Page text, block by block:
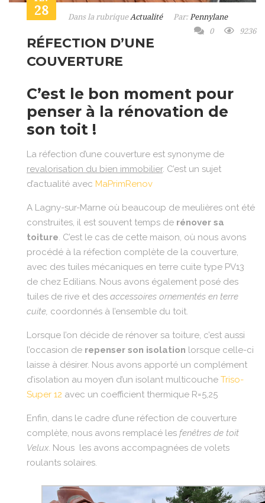
28 Dans la rubriqueActualité Par: Pennylane
0
9236
RÉFECTION D’UNE
COUVERTURE
C’est le bon moment pour
penser à la rénovation de
son toit !
La réfection d’une couverture est synonyme de
revalorisation du bien immobilier. C’est un sujet
d’actualité avec MaPrimRenov
A Lagny-sur-Marne où beaucoup de meulières ont été
construites, il est souvent temps de rénover sa
toiture. C’est le cas de cette maison, où nous avons
procédé à la réfection complète de la couverture,
avec des tuiles mécaniques en terre cuite type PV13
de chez Edilians. Nous avons également posé des
tuiles de rive et des accessoires ornementés en terre
cuite, coordonnés à l’ensemble du toit.
Lorsque l’on décide de rénover sa toiture, c’est aussi
l’occasion de repenser son isolation lorsque celle-ci
laisse à désirer. Nous avons apporté un complément
d’isolation au moyen d’un isolant multicouche Triso-
Super 12 avec un coefficient thermique R=5,25
Enfin, dans le cadre d’une réfection de couverture
complète, nous avons remplacé les fenêtres de toit
Velux. Nous les avons accompagnées de volets
roulants solaires.